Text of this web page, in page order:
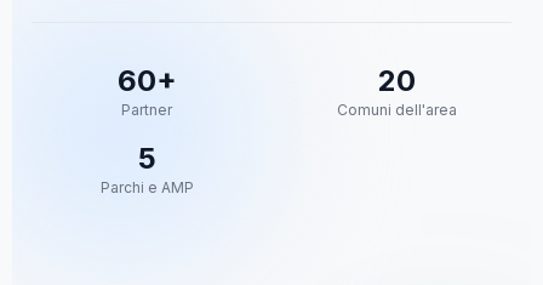
60+
Partner
20
Comuni dell'area
5
Parchi e AMP